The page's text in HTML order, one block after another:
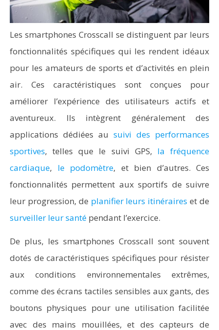
Les smartphones Crosscall se distinguent par leurs
fonctionnalités spécifiques qui les rendent idéaux
pour les amateurs de sports et d’activités en plein
air. Ces caractéristiques sont conçues pour
améliorer l’expérience des utilisateurs actifs et
aventureux. Ils intègrent généralement des
applications dédiées au suivi des performances
sportives, telles que le suivi GPS, la fréquence
cardiaque, le podomètre, et bien d’autres. Ces
fonctionnalités permettent aux sportifs de suivre
leur progression, de planifier leurs itinéraires et de
surveiller leur santé pendant l’exercice.
De plus, les smartphones Crosscall sont souvent
dotés de caractéristiques spécifiques pour résister
aux conditions environnementales extrêmes,
comme des écrans tactiles sensibles aux gants, des
boutons physiques pour une utilisation facilitée
avec des mains mouillées, et des capteurs de